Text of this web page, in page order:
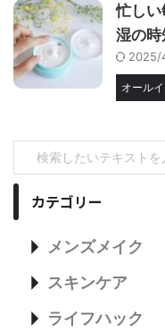
忙し
湿の
2025/
オール
カテゴリー
メンズメイク
スキンケア
ライフハック